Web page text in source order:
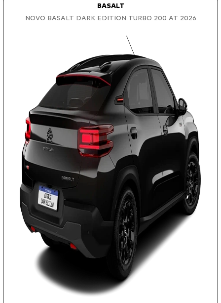
BASALT
NOVO BASALT DARK EDITION TURBO 200 AT 2026